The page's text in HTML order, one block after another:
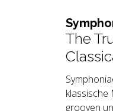
The
klassische
grooven